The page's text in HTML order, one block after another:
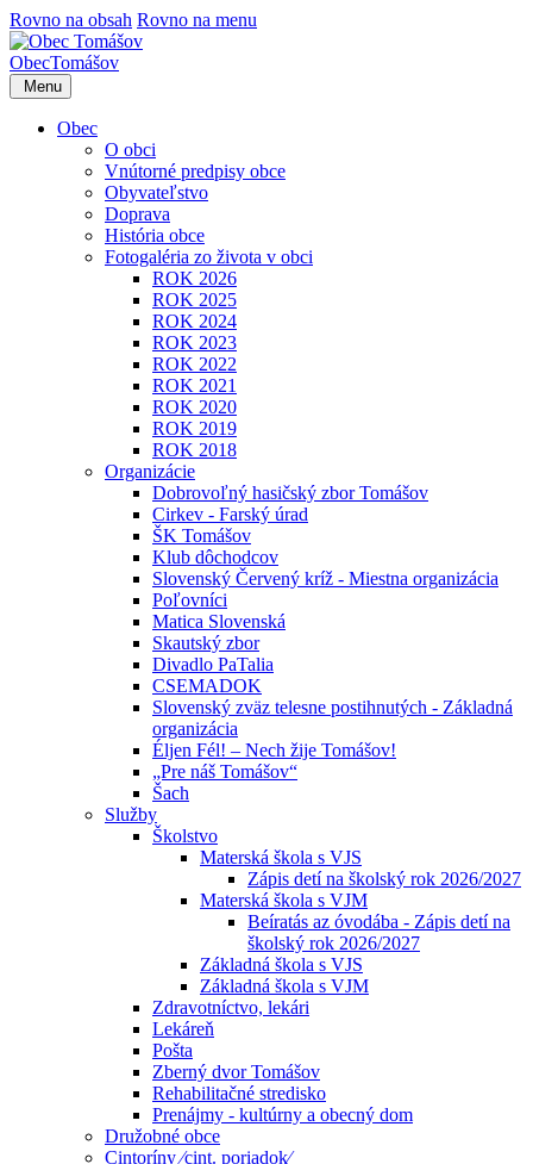
Rovno na obsah Rovno na menu
ObecTomášov
Menu
Obec
O obci
Vnútorné predpisy obce
Obyvateľstvo
Doprava
História obce
Fotogaléria zo života v obci
ROK 2026
ROK 2025
ROK 2024
ROK 2023
ROK 2022
ROK 2021
ROK 2020
ROK 2019
ROK 2018
Organizácie
Dobrovoľný hasičský zbor Tomášov
Cirkev - Farský úrad
ŠK Tomášov
Klub dôchodcov
Slovenský Červený kríž - Miestna organizácia
Poľovníci
Matica Slovenská
Skautský zbor
Divadlo PaTalia
CSEMADOK
Slovenský zväz telesne postihnutých - Základná
organizácia
Éljen Fél! – Nech žije Tomášov!
„Pre náš Tomášov“
Šach
Služby
Školstvo
Materská škola s VJS
Zápis detí na školský rok 2026/2027
Materská škola s VJM
Beíratás az óvodába - Zápis detí na
školský rok 2026/2027
Základná škola s VJS
Základná škola s VJM
Zdravotníctvo, lekári
Lekáreň
Pošta
Zberný dvor Tomášov
Rehabilitačné stredisko
Prenájmy - kultúrny a obecný dom
Družobné obce
Cintoríny ⁄cint. poriadok⁄